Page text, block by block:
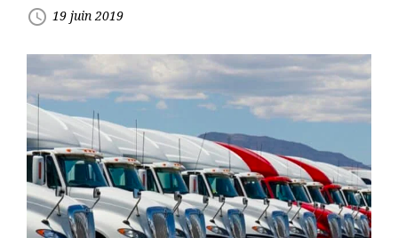
access_time 19 juin 2019